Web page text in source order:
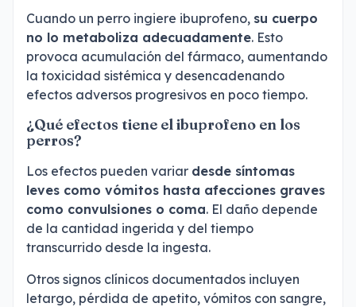
Cuando un perro ingiere ibuprofeno, su cuerpo
no lo metaboliza adecuadamente. Esto
provoca acumulación del fármaco, aumentando
la toxicidad sistémica y desencadenando
efectos adversos progresivos en poco tiempo.
¿Qué efectos tiene el ibuprofeno en los
perros?
Los efectos pueden variar desde síntomas
leves como vómitos hasta afecciones graves
como convulsiones o coma. El daño depende
de la cantidad ingerida y del tiempo
transcurrido desde la ingesta.
Otros signos clínicos documentados incluyen
letargo, pérdida de apetito, vómitos con sangre,